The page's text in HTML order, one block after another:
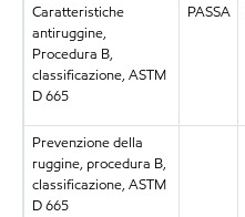
Caratteristiche
antiruggine,
Procedura B,
classificazione, ASTM
D 665
PASSA
Prevenzione della
ruggine, procedura B,
classificazione, ASTM
D 665